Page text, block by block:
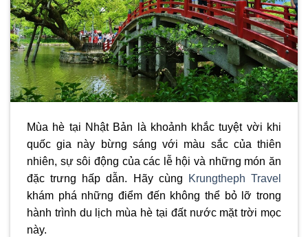
Mùa hè tại Nhật Bản là khoảnh khắc tuyệt vời khi
quốc gia này bừng sáng với màu sắc của thiên
nhiên, sự sôi động của các lễ hội và những món ăn
đặc trưng hấp dẫn. Hãy cùng
Krungtheph Travel
khám phá những điểm đến không thể bỏ lỡ trong
hành trình du lịch mùa hè tại đất nước mặt trời mọc
này.